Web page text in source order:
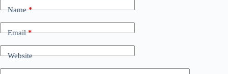
Name*
Email*
Website